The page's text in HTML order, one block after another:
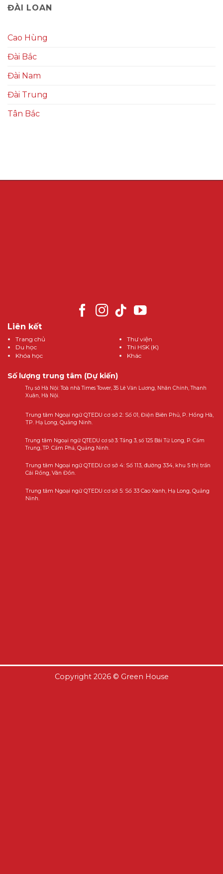
ĐÀI LOAN
Cao Hùng
Đài Bắc
Đài Nam
Đài Trung
Tân Bắc
Liên kết
Trang chủ
Du học
Khóa học
Thư viện
Thi HSK (K)
Khác
Số lượng trung tâm (Dự kiến)
Trụ sở Hà Nội: Toà nhà Times Tower, 35 Lê Văn Lương, Nhân Chính, Thanh
Xuân, Hà Nội.
Trung tâm Ngoại ngữ QTEDU cơ sở 2: Số 01, Điện Biên Phủ, P. Hồng Hà,
TP. Hạ Long, Quảng Ninh.
Trung tâm Ngoại ngữ QTEDU cơ sở 3: Tầng 3, số 125 Bái Tử Long, P. Cẩm
Trung, TP. Cẩm Phả, Quảng Ninh.
Trung tâm Ngoại ngữ QTEDU cơ sở 4: Số 113, đường 334, khu 5 thị trấn
Cái Rồng, Vân Đồn.
Trung tâm Ngoại ngữ QTEDU cơ sở 5: Số 33 Cao Xanh, Hạ Long, Quảng
Ninh.
Copyright 2026 © Green House